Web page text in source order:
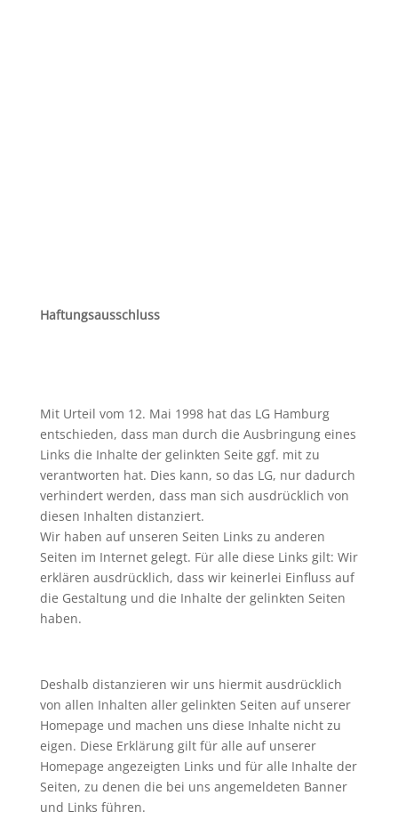
Haftungsausschluss
Mit Urteil vom 12. Mai 1998 hat das LG Hamburg
entschieden, dass man durch die Ausbringung eines
Links die Inhalte der gelinkten Seite ggf. mit zu
verantworten hat. Dies kann, so das LG, nur dadurch
verhindert werden, dass man sich ausdrücklich von
diesen Inhalten distanziert.
Wir haben auf unseren Seiten Links zu anderen
Seiten im Internet gelegt. Für alle diese Links gilt: Wir
erklären ausdrücklich, dass wir keinerlei Einfluss auf
die Gestaltung und die Inhalte der gelinkten Seiten
haben.
Deshalb distanzieren wir uns hiermit ausdrücklich
von allen Inhalten aller gelinkten Seiten auf unserer
Homepage und machen uns diese Inhalte nicht zu
eigen. Diese Erklärung gilt für alle auf unserer
Homepage angezeigten Links und für alle Inhalte der
Seiten, zu denen die bei uns angemeldeten Banner
und Links führen.